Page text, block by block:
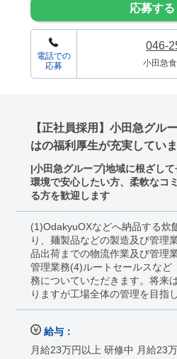
応募する
電話での
応募
046-
小田急
【正社員採用】小田急グル
はの福利厚生が充実してい
|小田急グループ|地域に根ざし
環境で安心したい方、柔軟なコ
る方を歓迎します
(1)OdakyuOXなどへ納品する炊
り、麺製品などの製造及び管理
品出荷までの物流作業及び管理
管理業務(4)ルートセールスな
務についていただきます。将来
りますが工場全体の管理を目指
給与：
月給23万円以上 研修中 月給23